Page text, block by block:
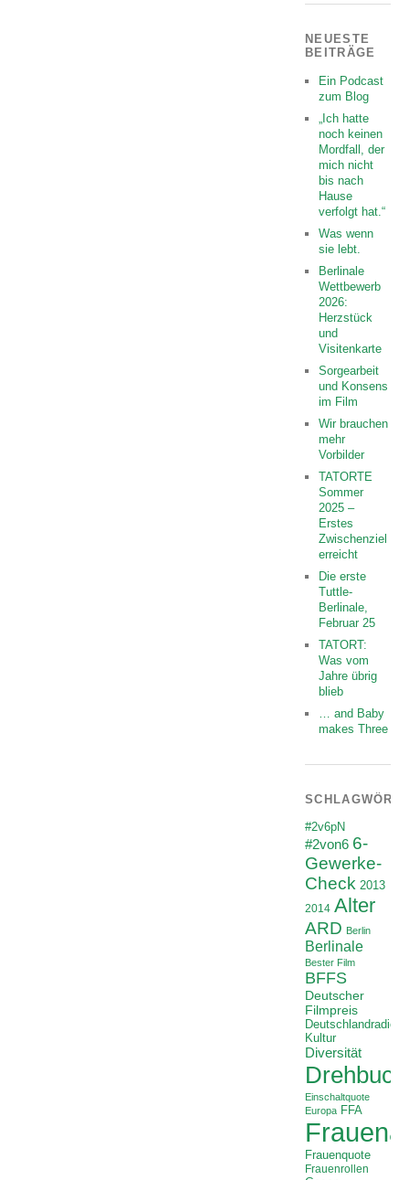
NEUESTE
BEITRÄGE
Ein Podcast
zum Blog
„Ich hatte
noch keinen
Mordfall, der
mich nicht
bis nach
Hause
verfolgt hat.“
Was wenn
sie lebt.
Berlinale
Wettbewerb
2026:
Herzstück
und
Visitenkarte
Sorgearbeit
und Konsens
im Film
Wir brauchen
mehr
Vorbilder
TATORTE
Sommer
2025 –
Erstes
Zwischenziel
erreicht
Die erste
Tuttle-
Berlinale,
Februar 25
TATORT:
Was vom
Jahre übrig
blieb
… and Baby
makes Three
#2v6pN
#2von6 6-
Gewerke-
Check 2013
2014 Alter
ARD Berlin
Berlinale
Bester Film
BFFS
Deutscher
Filmpreis
Deutschlandradio
Kultur
Diversität
Drehbuch
Einschaltquote
Europa FFA
Frauenquote
Frauenrollen